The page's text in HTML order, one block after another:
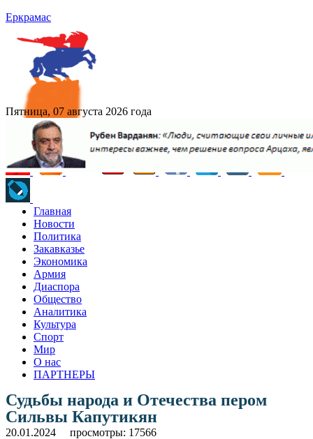
Еркрамас
Пятница, 07 августа 2026 года
Главная
Новости
Политика
Закавказье
Экономика
Армия
Диаспора
Общество
Аналитика
Культура
Спорт
Мир
О нас
ПАРТНЕРЫ
Судьбы народа и Отечества пером
Сильвы Капутикян
20.01.2024 просмотры: 17566